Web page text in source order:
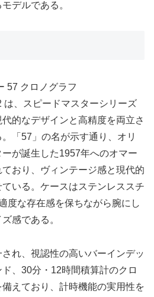
デルである。
57 クロノグラフ
は、スピードマスターシリーズ
的なデザインと高精度を両立さ
「57」の名が示す通り、オリ
が誕生した1957年へのオマー
おり、ヴィンテージ感と現代的
いる。ケースはステンレススチ
度な存在感を保ちながら腕にし
感である。
れ、視認性の高いバーインデッ
、30分・12時間積算計のクロ
えており、計時機能の実用性を